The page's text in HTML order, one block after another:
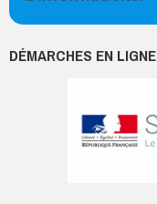
DÉMARCHES EN LIGNE